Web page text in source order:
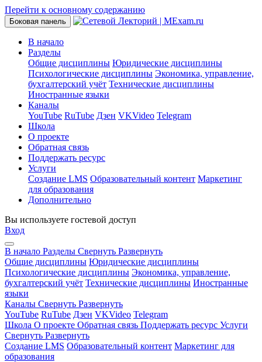
Перейти к основному содержанию
Боковая панель
В начало
Разделы
Общие дисциплины Юридические дисциплины
Психологические дисциплины Экономика, управление,
бухгалтерский учёт Технические дисциплины
Иностранные языки
Каналы
YouTube RuTube Дзен VKVideo Telegram
Школа
О проекте
Обратная связь
Поддержать ресурс
Услуги
Создание LMS Образовательный контент Маркетинг
для образования
Дополнительно
Вы используете гостевой доступ
Вход
В начало Разделы Свернуть Развернуть
Общие дисциплины Юридические дисциплины
Психологические дисциплины Экономика, управление,
бухгалтерский учёт Технические дисциплины Иностранные
языки
Каналы Свернуть Развернуть
YouTube RuTube Дзен VKVideo Telegram
Школа О проекте Обратная связь Поддержать ресурс Услуги
Свернуть Развернуть
Создание LMS Образовательный контент Маркетинг для
образования